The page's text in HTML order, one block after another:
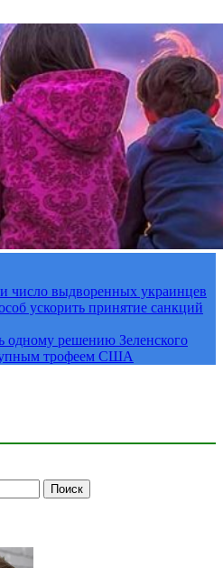
выдворенных украинцев
ускорить принятие санкций
одному решению Зеленского
трофеем США